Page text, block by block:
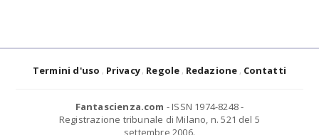
Termini d'uso Privacy Regole Redazione Contatti
Fantascienza.com - ISSN 1974-8248 -
Registrazione tribunale di Milano, n. 521 del 5
settembre 2006.